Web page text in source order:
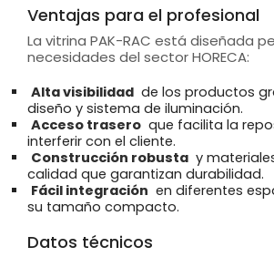
Ventajas para el profesional
La vitrina PAK-RAC está diseñada
necesidades del sector HORECA:
Alta visibilidad de los productos
diseño y sistema de iluminación.
Acceso trasero que facilita la
interferir con el cliente.
Construcción robusta y
calidad que garantizan durabilidad.
Fácil integración en diferentes
su tamaño compacto.
Datos técnicos